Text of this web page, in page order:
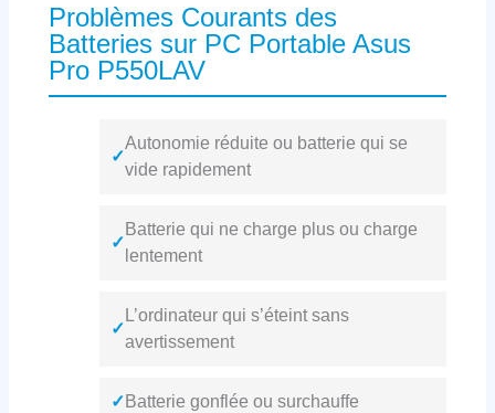
Problèmes Courants des
Batteries sur PC Portable Asus
Pro P550LAV
✓
Autonomie réduite ou batterie qui se
vide rapidement
✓
Batterie qui ne charge plus ou charge
lentement
✓
L’ordinateur qui s’éteint sans
avertissement
✓ Batterie gonflée ou surchauffe